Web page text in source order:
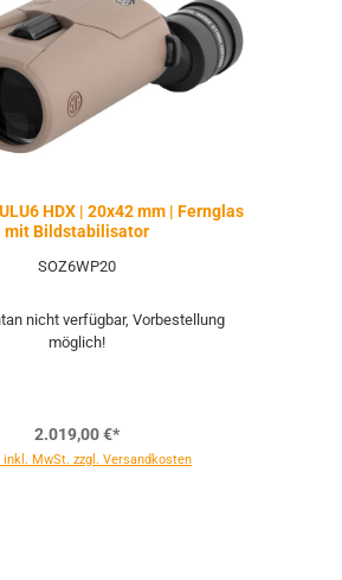
HDX | 20x42 mm | Fernglas
mit Bildstabilisator
SOZ6WP20
nicht verfügbar, Vorbestellung
möglich!
2.019,00 €*
inkl. MwSt. zzgl. Versandkosten